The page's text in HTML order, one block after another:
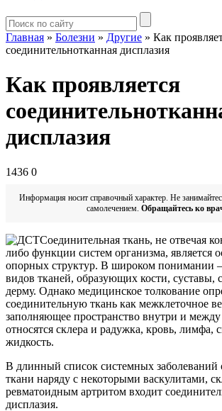
Главная » Болезни » Другие » Как
соединительнотканная дисплазия
Как проявляется
дисплазия
1436 0
Информация носит справочный характер. Не
самолечением. Обращайтесь ко
Соединительная ткань, не отвечая
либо функции систем организма, является
опорных структур. В широком понимании –
видов тканей, образующих кости, суставы,
дерму. Однако медицинское толкование
соединительную ткань как межклеточное
заполняющее пространство внутри и
относятся склера и радужка, кровь, лимфа,
жидкость.
В длинный список системных заболеваний
ткани наряду с некоторыми васкулитами,
ревматоидным артритом входит
дисплазия.